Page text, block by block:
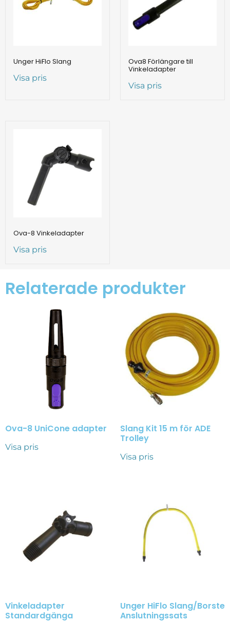
Unger HiFlo Slang
Visa pris
Ova8 Förlängare till
Vinkeladapter
Visa pris
Ova-8 Vinkeladapter
Visa pris
Relaterade produkter
Ova-8 UniCone adapter
Visa pris
Slang Kit 15 m för ADE
Trolley
Visa pris
Vinkeladapter
Standardgänga
Unger HiFlo Slang/Borste
Anslutningssats